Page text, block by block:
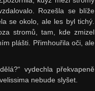
Rozešla se blíže
se okolo, ale les byl tichý.
stromů, tam, kde zmizel
plášti. Přimhouřila oči, ale
vydechla překvapeně
nebude slyšet.